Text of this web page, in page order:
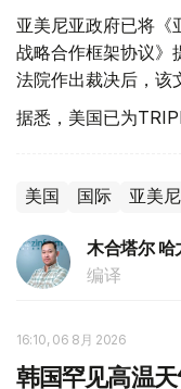
亚美尼亚政府已将《
战略合作框架协议》
法院作出裁决后，该
据悉，美国已为
美国 国际 亚美
木合塔尔 哈
编译
16:10, 06 8月 2026
韩国罕见高温